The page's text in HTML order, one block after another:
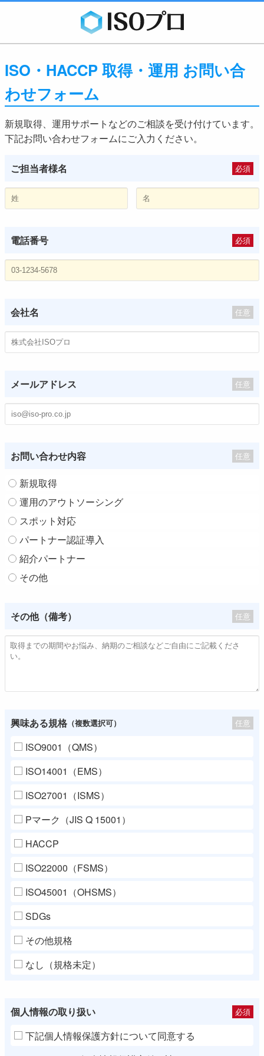
ISO・HACCP 取得・運用 お問い合
わせフォーム
新規取得、運用サポートなどのご相談を受け付けています。
下記お問い合わせフォームにご入力ください。
ご担当者様名 必須
電話番号 必須
会社名 任意
メールアドレス 任意
お問い合わせ内容 任意
新規取得
運用のアウトソーシング
スポット対応
パートナー認証導入
紹介パートナー
その他
その他（備考） 任意
興味ある規格 （複数選択可） 任意
ISO9001（QMS）
ISO14001（EMS）
ISO27001（ISMS）
Pマーク（JIS Q 15001）
HACCP
ISO22000（FSMS）
ISO45001（OHSMS）
SDGs
その他規格
なし（規格未定）
個人情報の取り扱い 必須
下記個人情報保護方針について同意する